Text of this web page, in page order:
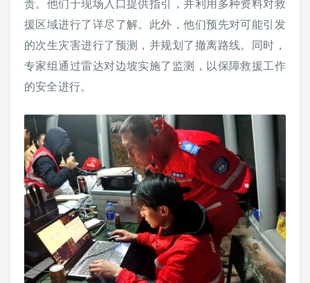
责。他们于现场入口提供指引，并利用多种资料对救
援区域进行了详尽了解。此外，他们预先对可能引发
的次生灾害进行了预测，并规划了撤离路线。同时，
专家组通过雷达对边坡实施了监测，以保障救援工作
的安全进行。